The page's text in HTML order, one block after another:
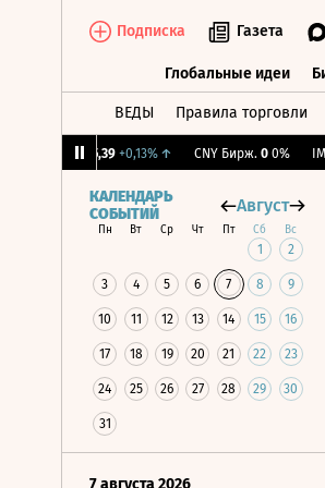
Подписка Газета
Глобальные идеи
ВЕДЫ Правила торговли
+0,13% ↑ CNY Бирж. 0 0%
КАЛЕНДАРЬ
СОБЫТИЙ
Август
Пн Вт Ср Чт Пт Сб Вс
1 2
3 4 5 6 7 8 9
10 11 12 13 14 15 16
17 18 19 20 21 22 23
24 25 26 27 28 29 30
31
7 августа 2026